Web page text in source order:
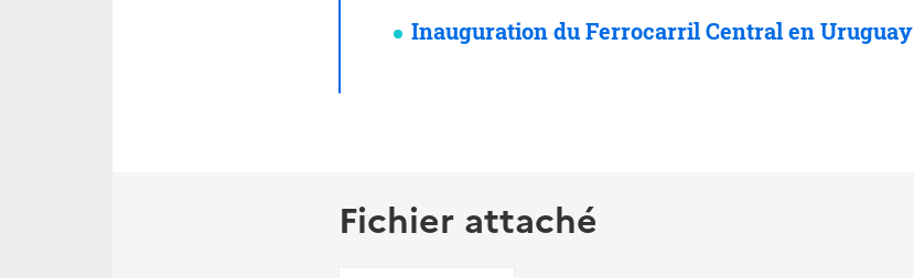
Inauguration du Ferrocarril Central en Uruguay
Fichier attaché